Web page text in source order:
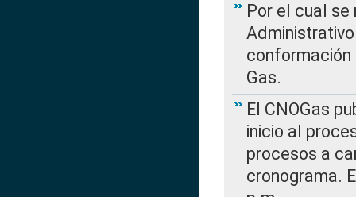
Por el cual
conformación
Gas.
El CNOGas
inicio al
procesos a
cronograma.